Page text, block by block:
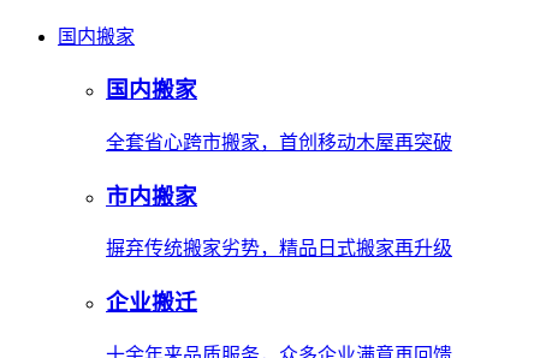
国内搬家
国内搬家
全套省心跨市搬家，首创移动木屋再突破
市内搬家
摒弃传统搬家劣势，精品日式搬家再升级
企业搬迁